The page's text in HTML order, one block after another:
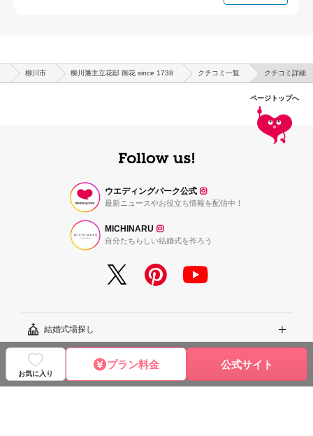
お気に入り
プラン料金 公式サイト
柳川市 柳川藩主立花邸 御花 since 1738 クチコミ一覧 クチコミ詳細
ページトップへ
ウエディングパーク公式
最新ニュースやお役立ち情報を配信中！
MICHINARU
自分たちらしい結婚式を作ろう
結婚式場探し
エリアから探す
結婚式レシピ